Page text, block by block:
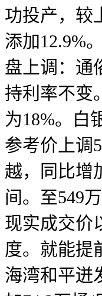
功投产，较
添加12.9%
盘上调：通
持利率不变
为18%。白
参考价上调
越，同比增
间。至549
现实成交价
度。就能提
海湾和平迸